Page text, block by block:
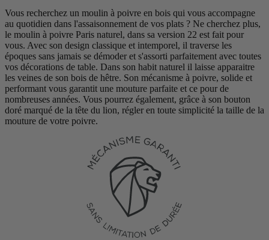
Vous recherchez un moulin à poivre en bois qui vous accompagne
au quotidien dans l'assaisonnement de vos plats ? Ne cherchez plus,
le moulin à poivre Paris naturel, dans sa version 22 est fait pour
vous. Avec son design classique et intemporel, il traverse les
époques sans jamais se démoder et s'assorti parfaitement avec toutes
vos décorations de table. Dans son habit naturel il laisse apparaitre
les veines de son bois de hêtre. Son mécanisme à poivre, solide et
performant vous garantit une mouture parfaite et ce pour de
nombreuses années. Vous pourrez également, grâce à son bouton
doré marqué de la tête du lion, régler en toute simplicité la taille de la
mouture de votre poivre.